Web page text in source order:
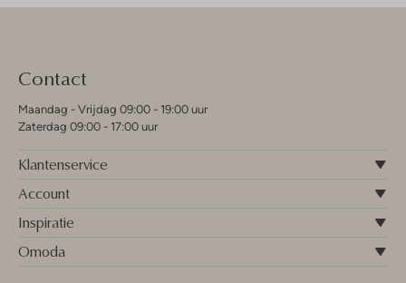
Contact
Maandag - Vrijdag 09:00 - 19:00 uur
Zaterdag 09:00 - 17:00 uur
Klantenservice
Account
Inspiratie
Omoda